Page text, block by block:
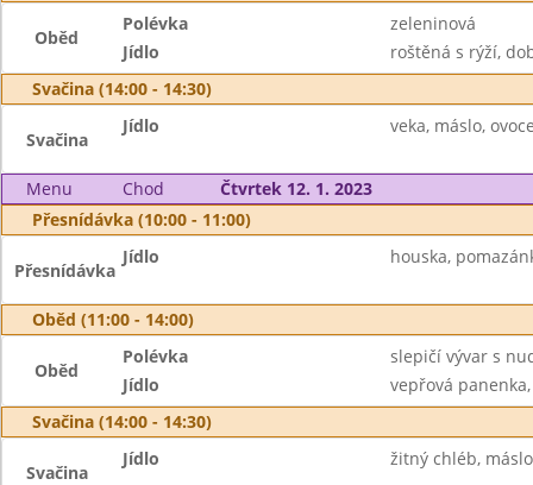
Oběd
Polévka
zeleninová
Jídlo
roštěná s rýží,
Svačina (14:00 - 14:30)
Svačina
Jídlo veka, máslo,
Menu Chod
Čtvrtek 12. 1. 2023
Přesnídávka (10:00 - 11:00)
Přesnídávka
Jídlo houska,
Oběd (11:00 - 14:00)
Oběd
Polévka
slepičí vývar s
Jídlo
vepřová
Svačina (14:00 - 14:30)
Svačina
Jídlo žitný chléb,